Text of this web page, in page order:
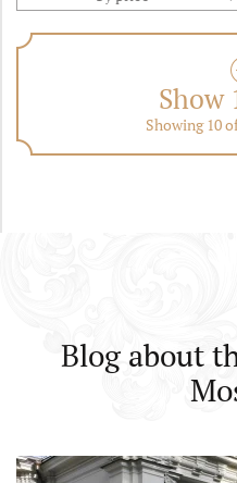
Show
Showing 10
Blog about